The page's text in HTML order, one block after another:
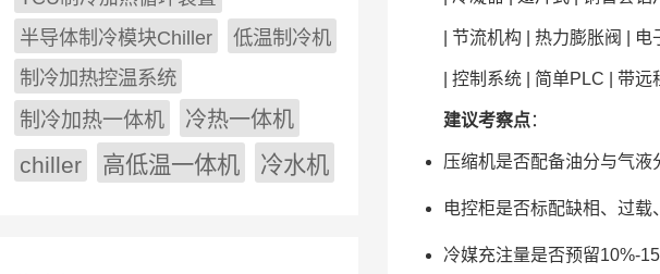
| 节流机构 | 热力膨胀阀 |
| 控制系统 | 简单PLC | 带
建议考察点：
压缩机是否配备油分与气液
电控柜是否标配缺相、过载
冷媒充注量是否预留10%-
半导体制冷模块Chiller
低温制冷机
制冷加热控温系统
制冷加热一体机
冷热一体机
chiller 高低温一体机 冷水机